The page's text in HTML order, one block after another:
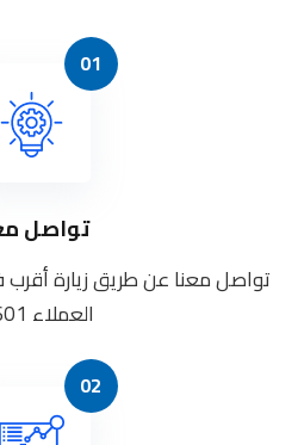
01
تواصل
تواصل معنا عن طريق زيارة
العملاء 15601
02